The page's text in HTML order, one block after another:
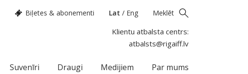
Biļetes & abonementi Lat / Eng Meklēt
Klientu atbalsta centrs:
atbalsts@rigaiff.lv
Suvenīri Draugi Medijiem Par mums